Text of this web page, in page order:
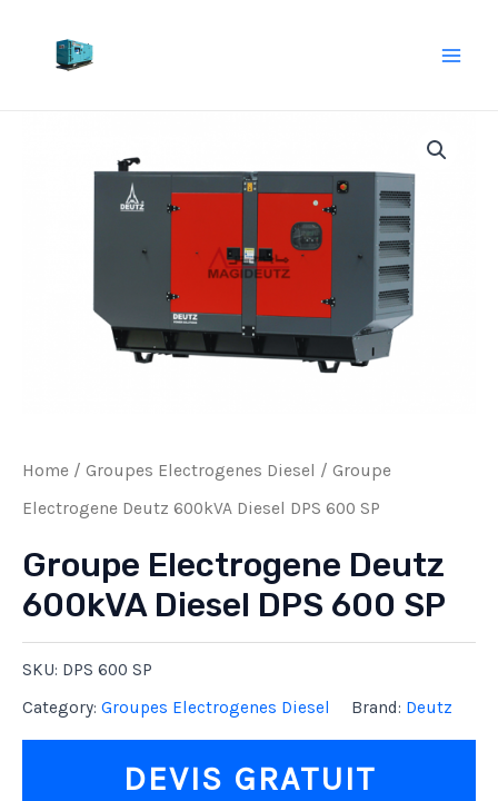
Home / Groupes Electrogenes Diesel / Groupe
Electrogene Deutz 600kVA Diesel DPS 600 SP
Groupe Electrogene Deutz
600kVA Diesel DPS 600 SP
SKU: DPS 600 SP
Category: Groupes Electrogenes Diesel Brand: Deutz
DEVIS GRATUIT